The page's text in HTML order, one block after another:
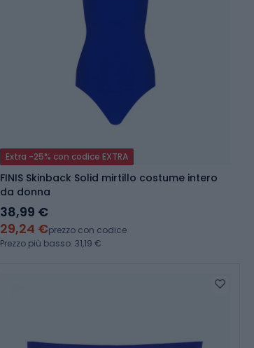
Extra -25% con codice EXTRA
FINIS Skinback Solid mirtillo costume intero
da donna
38,99 €
29,24 €prezzo con codice
Prezzo più basso: 31,19 €